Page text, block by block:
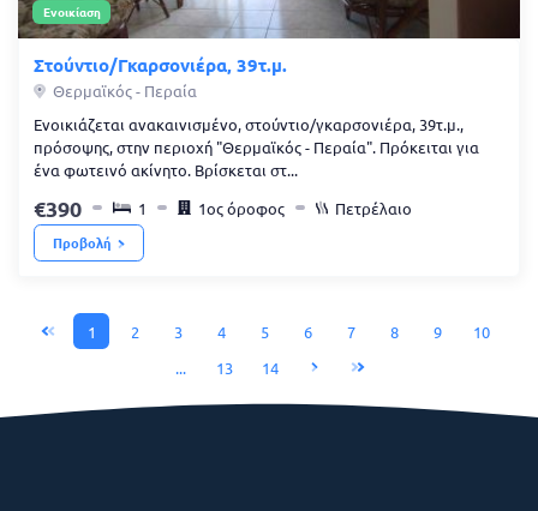
Ενοικίαση
Στούντιο/Γκαρσονιέρα, 39τ.μ.
Θερμαϊκός - Περαία
Ενοικιάζεται ανακαινισμένο, στούντιο/γκαρσονιέρα, 39τ.μ.,
πρόσοψης, στην περιοχή "Θερμαϊκός - Περαία". Πρόκειται για
ένα φωτεινό ακίνητο. Βρίσκεται στ...
390 1 1ος όροφος Πετρέλαιο
Προβολή
1 2 3 4 5 6 7 8 9
10
...
13 14